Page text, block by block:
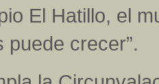
El Hatillo, el
puede crecer”.